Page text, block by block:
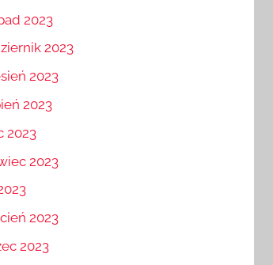
2023
2023
2023
2023
2023
2023
2023
2023